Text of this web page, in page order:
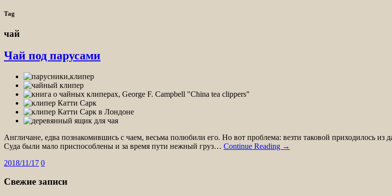
Tag
чай
Чай под парусами
Англичане, едва познакомившись с чаем, весьма полюбили его. Но вот проблема: везти таковой приходилось из
Суда были мало приспособлены и за время пути нежный груз… Continue Reading →
2018/11/17 0
Свежие записи